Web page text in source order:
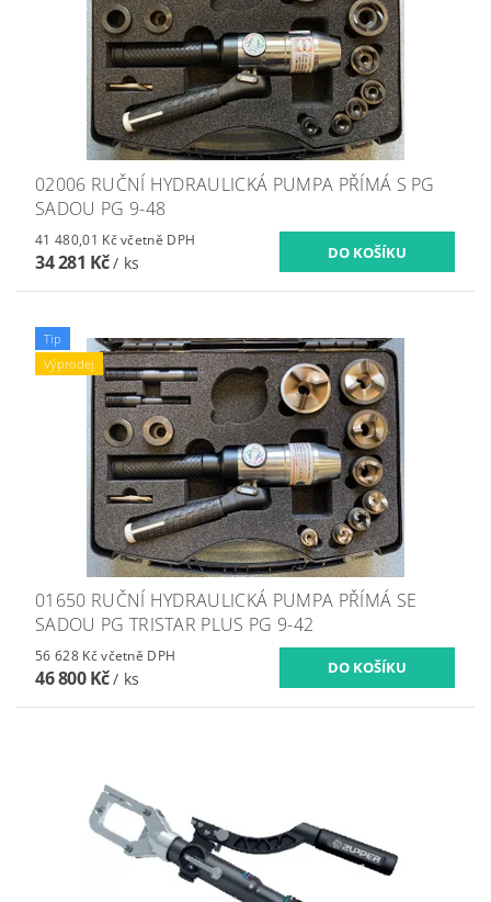
02006 RUČNÍ HYDRAULICKÁ PUMPA PŘÍMÁ S PG
SADOU PG 9-48
41 480,01 Kč včetně DPH
34 281 Kč/ ks
Tip
Výprodej
01650 RUČNÍ HYDRAULICKÁ PUMPA PŘÍMÁ SE
SADOU PG TRISTAR PLUS PG 9-42
56 628 Kč včetně DPH
46 800 Kč/ ks